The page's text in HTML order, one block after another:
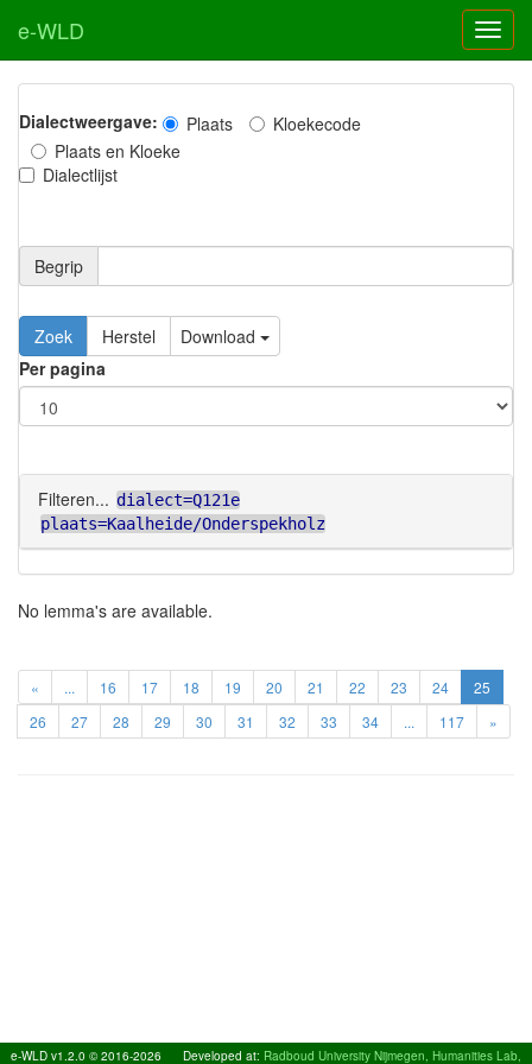
e-WLD
Dialectweergave: Plaats
Kloekecode
Plaats en Kloeke
Dialectlijst
Begrip
Zoek Herstel
Download
Per pagina
Filteren... dialect=Q121e
plaats=Kaalheide/Onderspekholz
No lemma's are available.
« ... 16 17 18 19 20 21 22 23 24
25
26
27 28 29 30 31 32 33 34 ... 117 »
e-WLD v1.2.0 © 2016-2026 Developed at: Radboud University Nijmegen, Humanities Lab,